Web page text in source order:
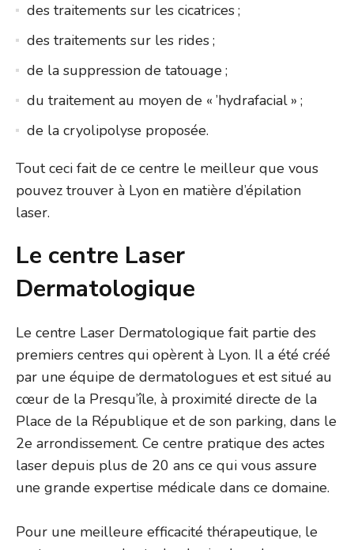
des traitements sur les cicatrices ;
des traitements sur les rides ;
de la suppression de tatouage ;
du traitement au moyen de « ’hydrafacial » ;
de la cryolipolyse proposée.
Tout ceci fait de ce centre le meilleur que vous
pouvez trouver à Lyon en matière d’épilation
laser.
Le centre Laser
Dermatologique
Le centre Laser Dermatologique fait partie des
premiers centres qui opèrent à Lyon. Il a été créé
par une équipe de dermatologues et est situé au
cœur de la Presqu’île, à proximité directe de la
Place de la République et de son parking, dans le
2e arrondissement. Ce centre pratique des actes
laser depuis plus de 20 ans ce qui vous assure
une grande expertise médicale dans ce domaine.
Pour une meilleure efficacité thérapeutique, le